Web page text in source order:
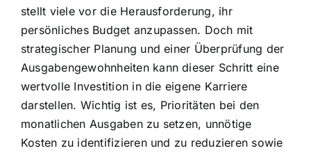
stellt viele vor die Herausforderung, ihr
persönliches Budget anzupassen. Doch mit
strategischer Planung und einer Überprüfung der
Ausgabengewohnheiten kann dieser Schritt eine
wertvolle Investition in die eigene Karriere
darstellen. Wichtig ist es, Prioritäten bei den
monatlichen Ausgaben zu setzen, unnötige
Kosten zu identifizieren und zu reduzieren sowie